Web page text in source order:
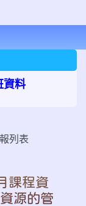
資料
列表
課程資
源的管